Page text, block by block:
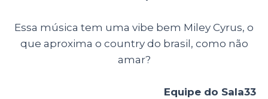
Essa música tem uma vibe bem Miley Cyrus, o
que aproxima o country do brasil, como não
amar?
Equipe do Sala33